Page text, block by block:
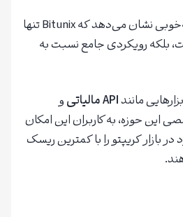
این سابقه همکاری‌ها، به‌خوبی نشان می‌دهد که Bitunix تنها
بلکه رویکردی جامع نسبت به
API مالیاتی
و
این حوزه، به کاربران این امکان
بازار کریپتو را با کمترین ریسک